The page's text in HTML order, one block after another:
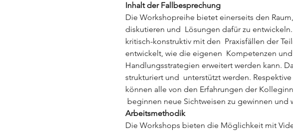
Inhalt der Fallbesprechung
Die Workshopreihe bietet einerseits den
diskutieren und  Lösungen dafür zu
kritisch-konstruktiv mit den  Praxisfällen der
entwickelt, wie die eigenen  Kompetenzen
Handlungsstrategien erweitert werden kann.
strukturiert und  unterstützt werden.
können alle von den Erfahrungen der
beginnen neue Sichtweisen zu gewinnen und
Arbeitsmethodik
Die Workshops bieten die Möglichkeit mit